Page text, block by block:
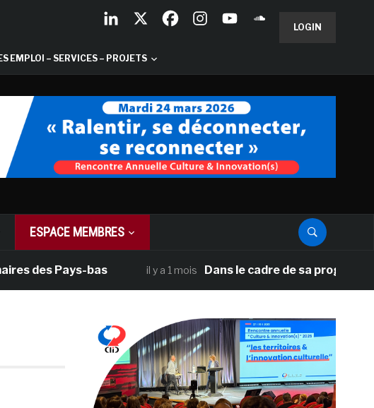
LOGIN
EMPLOI – SERVICES – PROJETS
ESPACE MEMBRES
Pays-bas il y a 1 mois Dans le cadre de sa